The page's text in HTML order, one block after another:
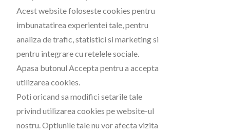
PARTENERI
Acest website foloseste cookies pentru
imbunatatirea experientei tale, pentru
analiza de trafic, statistici si marketing si
pentru integrare cu retelele sociale.
Apasa butonul Accepta pentru a accepta
utilizarea cookies.
Poti oricand sa modifici setarile tale
privind utilizarea cookies pe website-ul
nostru. Optiunile tale nu vor afecta vizita